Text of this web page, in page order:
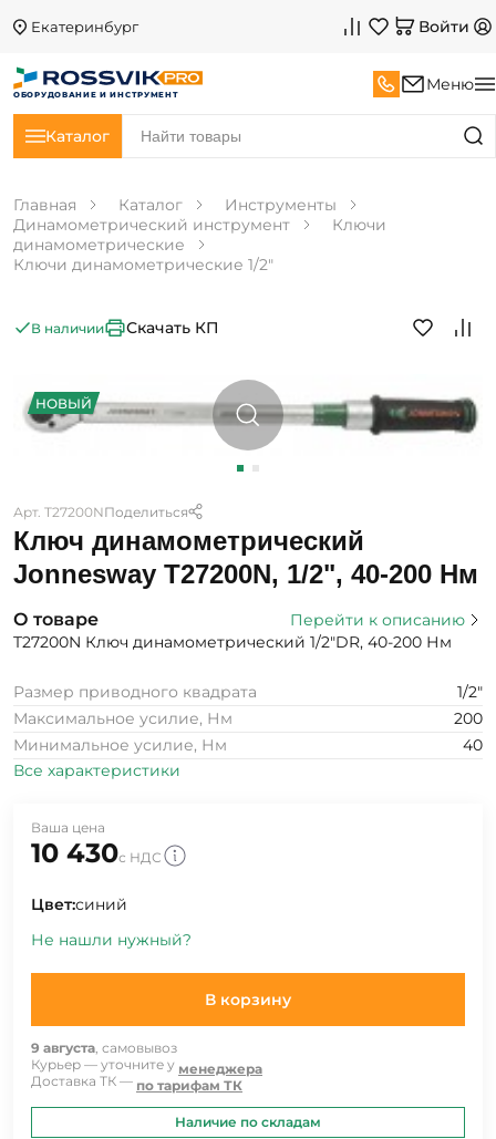
Екатеринбург Войти
ОБОРУДОВАНИЕ И ИНСТРУМЕНТ
Меню
Каталог
Главная Каталог
Инструменты
Динамометрический инструмент
Ключи
динамометрические
Ключи динамометрические 1/2"
НОВЫЙ
Арт. T27200NПоделиться
Ключ динамометрический
Jonnesway T27200N, 1/2", 40-200 Нм
В наличии Скачать КП
О товаре
Перейти к описанию
T27200N Ключ динамометрический 1/2"DR, 40-200 Нм
Размер приводного квадрата
1/2"
Максимальное усилие, Нм
200
Минимальное усилие, Нм
40
Все характеристики
Ваша цена
10 430с НДС
Цвет:синий
Не нашли нужный?
В корзину
9 августа, самовывоз
Курьер — уточните у менеджера
Доставка ТК — по тарифам ТК
Наличие по складам